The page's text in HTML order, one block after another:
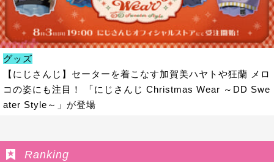
グッズ
【にじさんじ】セーターを着こなす加賀美ハヤトや狂蘭 メロ
コの姿にも注目！ 「にじさんじ Christmas Wear ～DD Swe
ater Style～」が登場
Ranking